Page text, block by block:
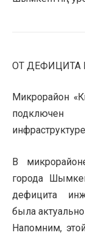
ОТ ДЕФИЦИТА
Микрорайон
подключен
инфраструктуре
В
города
дефицита
была
Напомним,